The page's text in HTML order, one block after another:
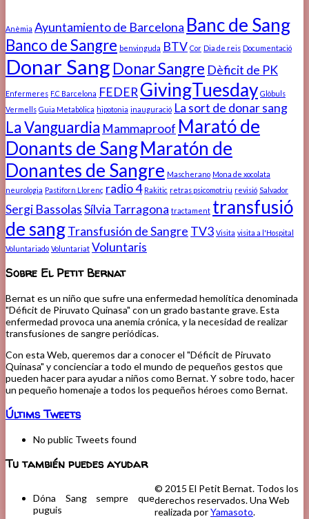
Anèmia Ayuntamiento de Barcelona Banc de Sang
Banco de Sangre benvinguda BTV Cor Dia de reis Documentació
Donar Sang Donar Sangre Dèficit de PK
Enfermeres F.C Barcelona FEDER GivingTuesday Glòbuls
Vermells Guia Metabòlica hipotonia inauguració La sort de donar sang
La Vanguardia Mammaproof Marató de
Donants de SangMaratón de
Donantes de Sangre Mascherano Mona de xocolata
neurologia Pastiforn Llorenç radio 4 Rakitic retras psicomotriu revisió Salvador
Sergi BassolasSílvia Tarragona tractament transfusió
de sangTransfusión de Sangre TV3 Visita visita a l'Hospital
Voluntariado Voluntariat Voluntaris
Sobre El Petit Bernat
Bernat es un niño que sufre una enfermedad hemolítica denominada
"Déficit de Piruvato Quinasa" con un grado bastante grave. Esta
enfermedad provoca una anemia crónica, y la necesidad de realizar
transfusiones de sangre periódicas.
Con esta Web, queremos dar a conocer el "Déficit de Piruvato
Quinasa" y concienciar a todo el mundo de pequeños gestos que
pueden hacer para ayudar a niños como Bernat. Y sobre todo, hacer
un pequeño homenaje a todos los pequeños héroes como Bernat.
Últims Tweets
No public Tweets found
Tu también puedes ayudar
Dóna Sang sempre que
puguis
© 2015 El Petit Bernat. Todos los
derechos reservados. Una Web
realizada porYamasoto.